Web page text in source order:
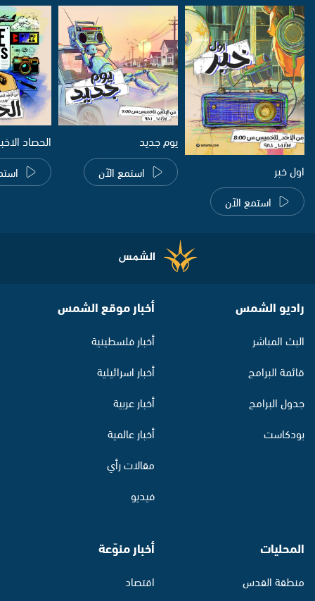
اول خبر
استمع الآن
يوم جديد
استمع الآن
الحصاد
راديو الشمس
البث المباشر
قائمة البرامج
جدول البرامج
بودكاست
أخبار موقع الشمس
أخبار فلسطينية
أخبار اسرائيلية
أخبار عربية
أخبار عالمية
مقالات رأي
فيديو
المحليات
منطقة القدس
أخبار منوّعة
اقتصاد